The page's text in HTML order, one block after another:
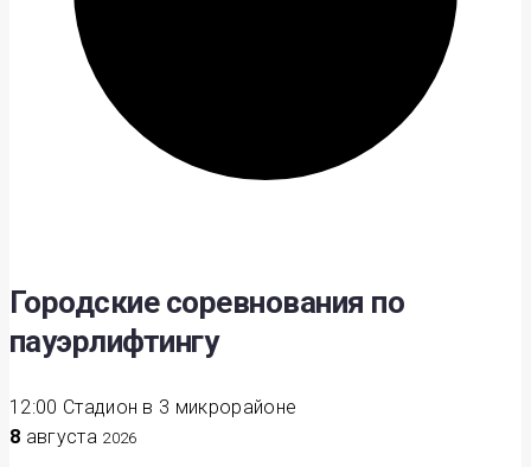
Городские соревнования по
пауэрлифтингу
12:00 Стадион в 3 микрорайоне
8 августа 2026